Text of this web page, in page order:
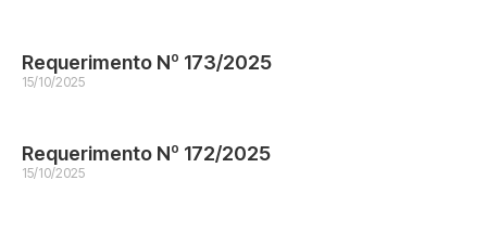
Requerimento Nº 173/2025
15/10/2025
Requerimento Nº 172/2025
15/10/2025